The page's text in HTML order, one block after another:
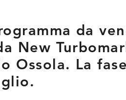
da
New
Ossola. La